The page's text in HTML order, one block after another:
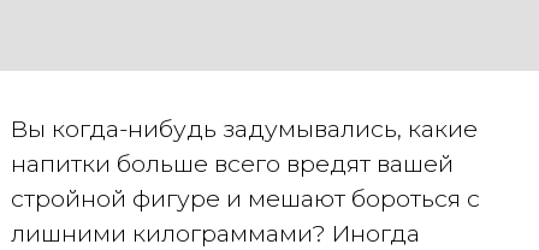
Вы когда-нибудь задумывались, какие
напитки больше всего вредят вашей
стройной фигуре и мешают бороться с
лишними килограммами? Иногда